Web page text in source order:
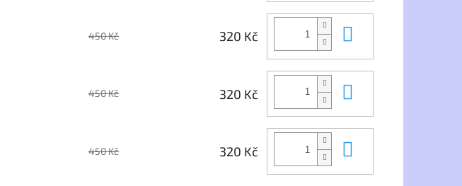
450 Kč 320 Kč
450 Kč 320 Kč
450 Kč 320 Kč